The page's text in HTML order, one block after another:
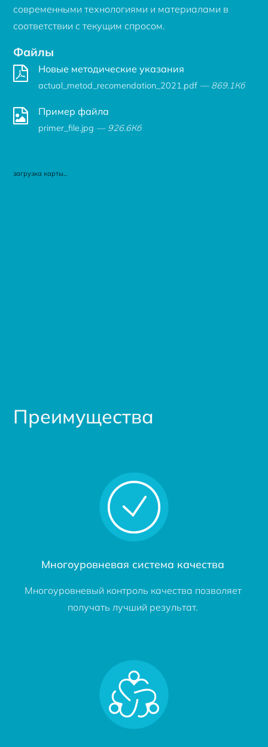
современными технологиями и материалами в
соответствии с текущим спросом.
Файлы
Новые методические указания
actual_metod_recomendation_2021.pdf — 869.1Кб
Пример файла
primer_file.jpg — 926.6Кб
загрузка карты...
Преимущества
Многоуровневая система качества
Многоуровневый контроль качества позволяет
получать лучший результат.